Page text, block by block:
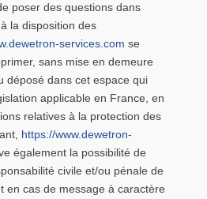
poser des questions dans
la disposition des
services.com se
sans mise en demeure
déposé dans cet espace qui
applicable en France, en
relatives à la protection des
https://www.dewetron-
également la possibilité de
civile et/ou pénale de
en cas de message à caractère